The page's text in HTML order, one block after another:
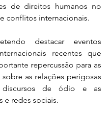
de direitos humanos no
conflitos internacionais.
destacar eventos
recentes que
repercussão para as
sobre as relações perigosas
de ódio e as
e redes sociais.